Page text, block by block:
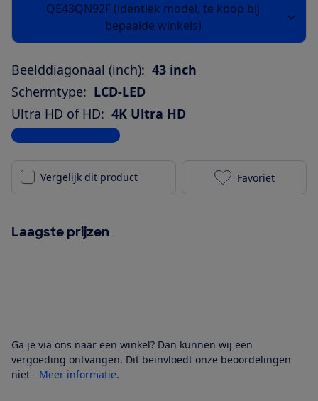
QE43QN92F (identiek model, te koop bij
bepaalde winkels)
Beelddiagonaal (inch): 43 inch
Schermtype: LCD-LED
Ultra HD of HD: 4K Ultra HD
Bekijk alle specificaties
Vergelijk dit product Samsung
Favoriet
Laagste prijzen
Ga je via ons naar een winkel? Dan kunnen wij een
vergoeding ontvangen. Dit beïnvloedt onze beoordelingen
niet - Meer informatie.